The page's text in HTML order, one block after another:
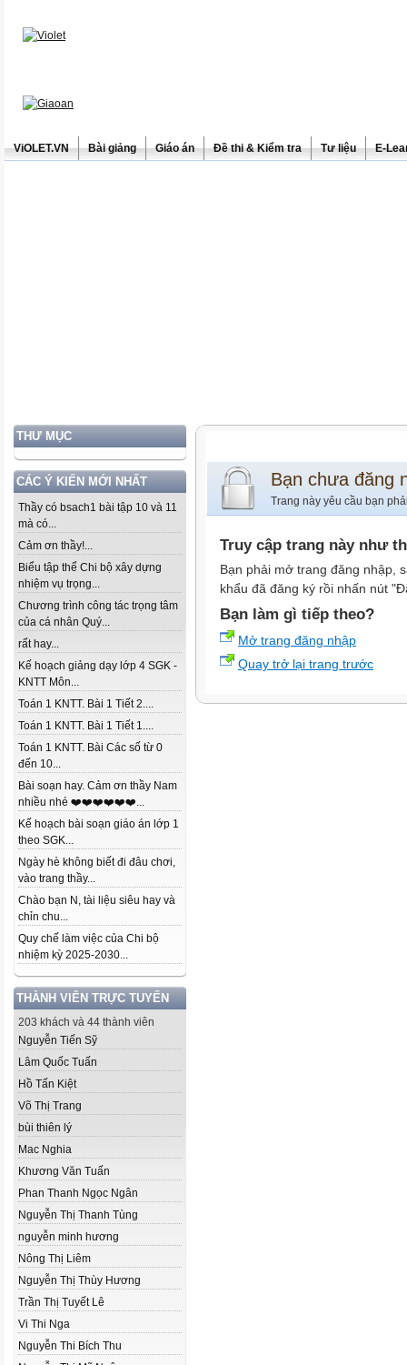
ViOLET.VN Bài giảng Giáo án Đề thi & Kiểm tra Tư liệu E-
THƯ MỤC
CÁC Ý KIẾN MỚI NHẤT
Thầy có bsach1 bài tập 10 và 11
mà có...
Cảm ơn thầy!...
Biểu tập thể Chi bộ xây dựng
nhiệm vụ trọng...
Chương trình công tác trọng tâm
của cá nhân Quý...
rất hay...
Kế hoạch giảng dạy lớp 4 SGK -
KNTT Môn...
Toán 1 KNTT. Bài 1 Tiết 2....
Toán 1 KNTT. Bài 1 Tiết 1....
Toán 1 KNTT. Bài Các số từ 0
đến 10...
Bài soạn hay. Cảm ơn thầy Nam
nhiều nhé ❤️❤️❤️❤️❤️❤️...
Kế hoạch bài soạn giáo án lớp 1
theo SGK...
Ngày hè không biết đi đâu chơi,
vào trang thầy...
Chào bạn N, tài liệu siêu hay và
chỉn chu...
Quy chế làm việc của Chi bộ
nhiệm kỳ 2025-2030...
THÀNH VIÊN TRỰC TUYẾN
203 khách và 44 thành viên
Nguyễn Tiến Sỹ
Lâm Quốc Tuấn
Hồ Tấn Kiệt
Võ Thị Trang
bùi thiên lý
Mac Nghia
Khương Văn Tuấn
Phan Thanh Ngọc Ngân
Nguyễn Thị Thanh Tùng
nguyễn minh hương
Nông Thị Liêm
Nguyễn Thị Thùy Hương
Trần Thị Tuyết Lê
Vi Thi Nga
Nguyễn Thi Bích Thu
Bạn chưa đăng
Trang này yêu cầu bạn
Truy cập trang này như
Bạn phải mở trang đăng nhập,
khẩu đã đăng ký rồi nhấn nút
Bạn làm gì tiếp theo?
Mở trang đăng nhập
Quay trở lại trang trước